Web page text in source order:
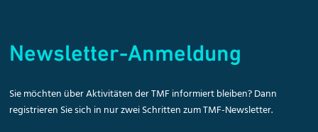
Newsletter-Anmeldung
Sie möchten über Aktivitäten der TMF informiert bleiben? Dann
registrieren Sie sich in nur zwei Schritten zum TMF-Newsletter.